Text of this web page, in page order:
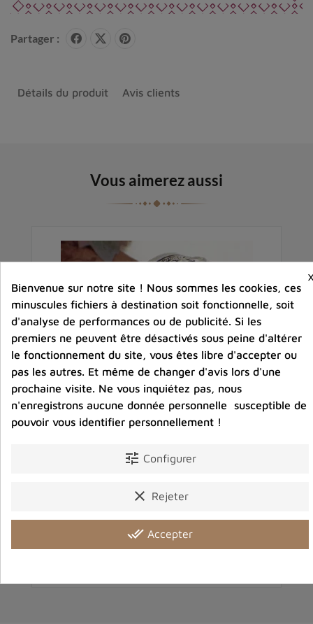
Partager :
Détails du produit Avis clients
Vous aimerez aussi
Bracelet tibetain bouddhiste Guru Rinpoché -
Prix
24,90 €
Bienvenue sur notre site ! Nous sommes les cookies, ces
minuscules fichiers à destination soit fonctionnelle, soit
d'analyse de performances ou de publicité. Si les
premiers ne peuvent être désactivés sous peine d'altérer
le fonctionnement du site, vous êtes libre d'accepter ou
pas les autres. Et même de changer d'avis lors d'une
prochaine visite. Ne vous inquiétez pas, nous
n'enregistrons aucune donnée personnelle susceptible de
pouvoir vous identifier personnellement !
tune Configurer
clear Rejeter
done_all Accepter